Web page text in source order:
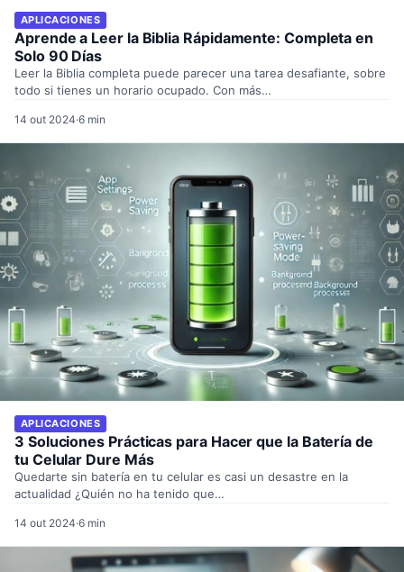
APLICACIONES
Aprende a Leer la Biblia Rápidamente: Completa en
Solo 90 Días
Leer la Biblia completa puede parecer una tarea desafiante, sobre
todo si tienes un horario ocupado. Con más…
14 out 2024·6 min
APLICACIONES
3 Soluciones Prácticas para Hacer que la Batería de
tu Celular Dure Más
Quedarte sin batería en tu celular es casi un desastre en la
actualidad ¿Quién no ha tenido que…
14 out 2024·6 min